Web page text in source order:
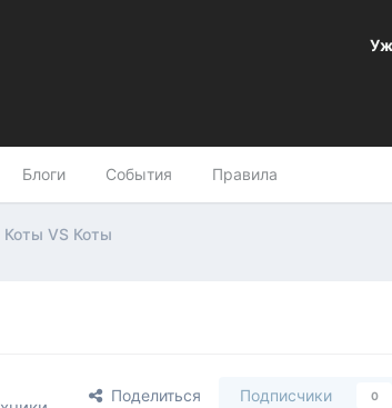
Блоги События Правила
Коты VS Коты
Поделиться Подписчики 0